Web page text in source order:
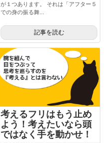
が１つあります。 それは「アフター５
での身の振る舞...
記事を読む
考えるフリはもう止め
よう！考えたいなら頭
ではなく手を動かせ！